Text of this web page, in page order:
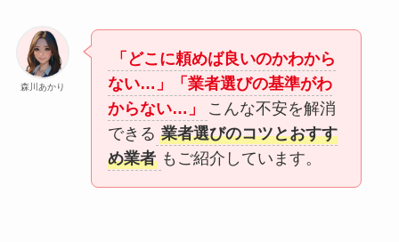
森川あかり
「どこに頼めば良いのかわから
ない…」「業者選びの基準がわ
からない…」
こんな不安を解消
できる 業者選びのコツとおすす
め業者 もご紹介しています。